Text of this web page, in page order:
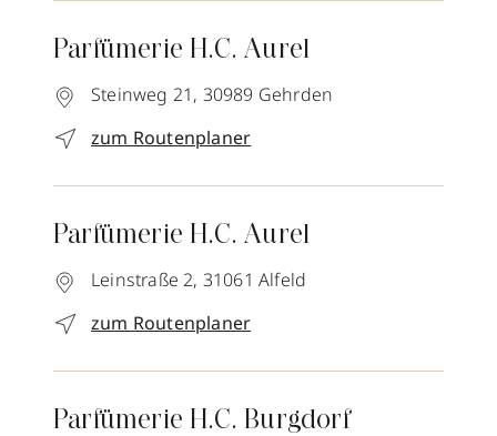
Parfümerie H.C. Aurel
Steinweg 21, 30989 Gehrden
zum Routenplaner
Parfümerie H.C. Aurel
Leinstraße 2, 31061 Alfeld
zum Routenplaner
Parfümerie H.C. Burgdorf